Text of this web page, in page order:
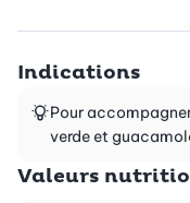
Indications
Pour
verde et
Valeurs